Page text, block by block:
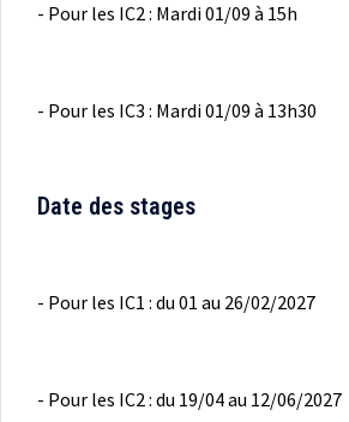
- Pour les IC2 : Mardi 01/09 à 15h
- Pour les IC3 : Mardi 01/09 à 13h30
Date des stages
- Pour les IC1 : du 01 au 26/02/2027
- Pour les IC2 : du 19/04 au 12/06/2027